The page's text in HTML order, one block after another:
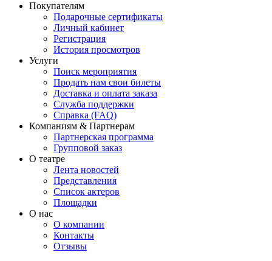
Покупателям
Подарочные сертификаты
Личный кабинет
Регистрация
История просмотров
Услуги
Поиск мероприятия
Продать нам свои билеты
Доставка и оплата заказа
Служба поддержки
Справка (FAQ)
Компаниям & Партнерам
Партнерская программа
Групповой заказ
О театре
Лента новостей
Представления
Список актеров
Площадки
О нас
О компании
Контакты
Отзывы